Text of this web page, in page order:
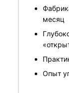
месяц
Опыт